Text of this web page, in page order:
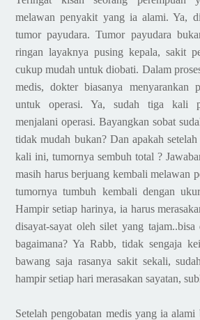
melawan penyakit yang ia alami. Ya,
tumor payudara. Tumor payudara
ringan layaknya pusing kepala, sakit
cukup mudah untuk diobati. Dalam
medis, dokter biasanya menyarankan
untuk operasi. Ya, sudah tiga kali
menjalani operasi. Bayangkan sobat
tidak mudah bukan? Dan apakah
kali ini, tumornya sembuh total ?
masih harus berjuang kembali melawan
tumornya tumbuh kembali dengan
Hampir setiap harinya, ia harus
disayat-sayat oleh silet yang tajam..bisa
bagaimana? Ya Rabb, tidak sengaja
bawang saja rasanya sakit sekali,
hampir setiap hari merasakan sayatan,
Setelah pengobatan medis yang ia